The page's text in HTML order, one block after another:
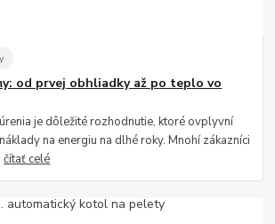
od prvej obhliadky až po teplo vo
je dôležité rozhodnutie, ktoré ovplyvní
na energiu na dlhé roky. Mnohí zákazníci
čítať celé